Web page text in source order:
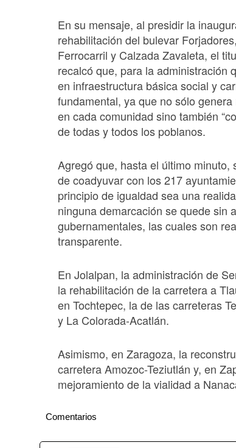
En su mensaje, al presidir la
rehabilitación del bulevar
Ferrocarril y Calzada Zavaleta, el
recalcó que, para la administración
en infraestructura básica social y
fundamental, ya que no sólo
en cada comunidad sino también
de todas y todos los poblanos.
Agregó que, hasta el último minuto,
de coadyuvar con los 217
principio de igualdad sea una
ninguna demarcación se quede sin
gubernamentales, las cuales son
transparente.
En Jolalpan, la administración de
la rehabilitación de la carretera a
en Tochtepec, la de las carreteras
y La Colorada-Acatlán.
Asimismo, en Zaragoza, la
carretera Amozoc-Teziutlán y, en
mejoramiento de la vialidad a
Comentarios